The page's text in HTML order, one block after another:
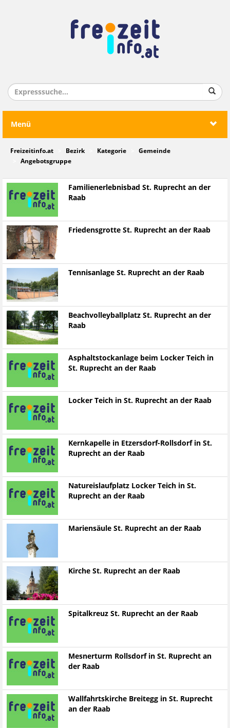
Menü
Freizeitinfo.at Bezirk Kategorie
Gemeinde
Angebotsgruppe
Familienerlebnisbad St. Ruprecht an der
Raab
Friedensgrotte St. Ruprecht an der Raab
Tennisanlage St. Ruprecht an der Raab
Beachvolleyballplatz St. Ruprecht an der
Raab
Asphaltstockanlage beim Locker Teich in
St. Ruprecht an der Raab
Locker Teich in St. Ruprecht an der Raab
Kernkapelle in Etzersdorf-Rollsdorf in St.
Ruprecht an der Raab
Natureislaufplatz Locker Teich in St.
Ruprecht an der Raab
Mariensäule St. Ruprecht an der Raab
Kirche St. Ruprecht an der Raab
Spitalkreuz St. Ruprecht an der Raab
Mesnerturm Rollsdorf in St. Ruprecht an
der Raab
Wallfahrtskirche Breitegg in St. Ruprecht
an der Raab